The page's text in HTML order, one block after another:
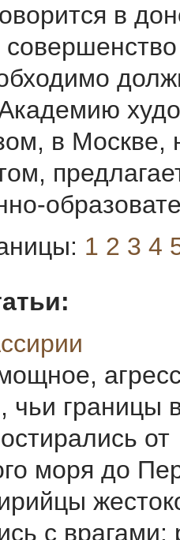
в
в Москве,
1 2 3 4
чьи границы
от
моря до
с